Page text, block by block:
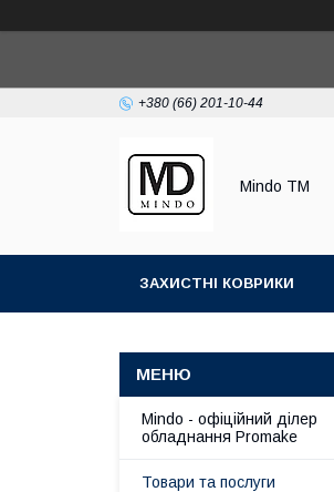
+380 (66) 201-10-44
Mindo TM
ЗАХИСТНІ КОВРИКИ
Mindo - офіційний ділер
обладнання Promake
Товари та послуги